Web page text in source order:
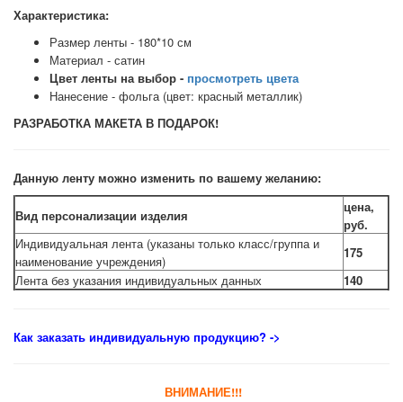
Характеристика:
Размер ленты - 180*10 см
Материал - сатин
Цвет ленты на выбор - просмотреть цвета
Нанесение - фольга (цвет: красный металлик)
РАЗРАБОТКА МАКЕТА В ПОДАРОК!
Данную ленту можно изменить по вашему желанию:
Вид персонализации изделия
цена,
руб.
Индивидуальная лента (указаны только класс/группа и
наименование учреждения)
175
Лента без указания индивидуальных данных
140
Как заказать индивидуальную продукцию? ->
ВНИМАНИЕ!!!